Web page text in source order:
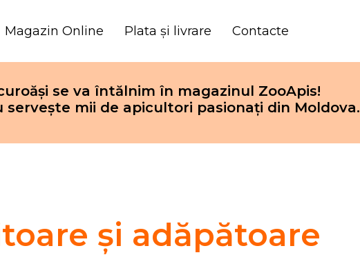
Magazin Online Plata și livrare Contacte
se va întălnim în magazinul ZooApis!
servește mii de apicultori pasionați din Moldova.
și adăpătoare